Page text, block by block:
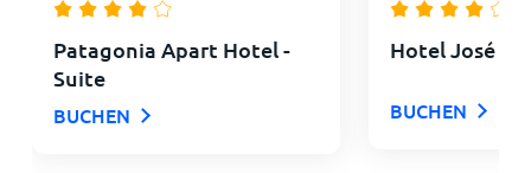
Patagonia Apart Hotel -
Suite
BUCHEN
Hotel José
BUCHEN